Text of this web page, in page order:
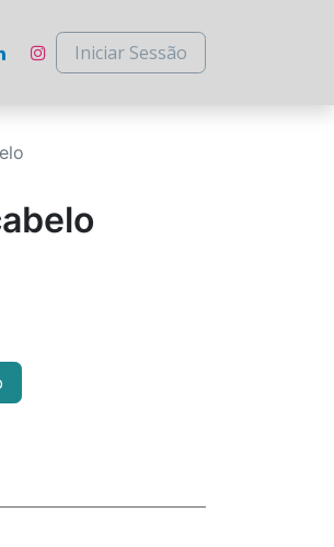
Iniciar Sessão